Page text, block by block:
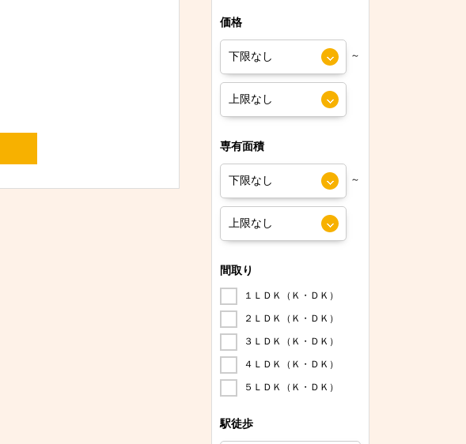
価格
～
専有面積
～
間取り
１ＬＤＫ（Ｋ・ＤＫ）
２ＬＤＫ（Ｋ・ＤＫ）
３ＬＤＫ（Ｋ・ＤＫ）
４ＬＤＫ（Ｋ・ＤＫ）
５ＬＤＫ（Ｋ・ＤＫ）
駅徒歩